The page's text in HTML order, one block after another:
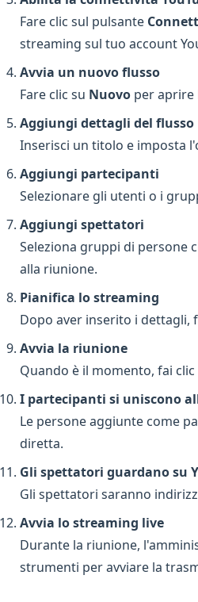
Fare clic sul pulsante
streaming sul tuo account
Avvia un nuovo flusso
Fare clic su Nuovo per aprire
Aggiungi dettagli del flusso
Inserisci un titolo e imposta
Aggiungi partecipanti
Selezionare gli utenti o i
Aggiungi spettatori
Seleziona gruppi di persone
alla riunione.
Pianifica lo streaming
Dopo aver inserito i dettagli,
Avvia la riunione
Quando è il momento, fai clic
I partecipanti si uniscono
Le persone aggiunte come
diretta.
Gli spettatori guardano su
Gli spettatori saranno
Avvia lo streaming live
Durante la riunione,
strumenti per avviare la